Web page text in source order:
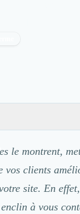
et Organisation
(QVT)
le premier écran de la
sur les pages qui décrivent
les pages de contact ou
le montrent,
vos clients
site. En
à vous